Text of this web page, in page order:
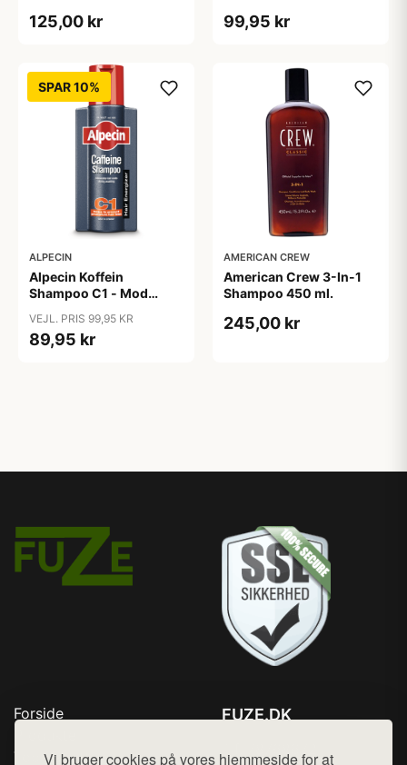
Vi bruger cookies på vores hjemmeside for at
125,00 kr 99,95 kr
SPAR 10%
ALPECIN
Alpecin Koffein
Shampoo C1 - Mod
VEJL. PRIS 99,95 KR
89,95 kr
AMERICAN CREW
American Crew 3-In-1
Shampoo 450 ml.
245,00 kr
Forside
Top Rabatter
FUZE.DK